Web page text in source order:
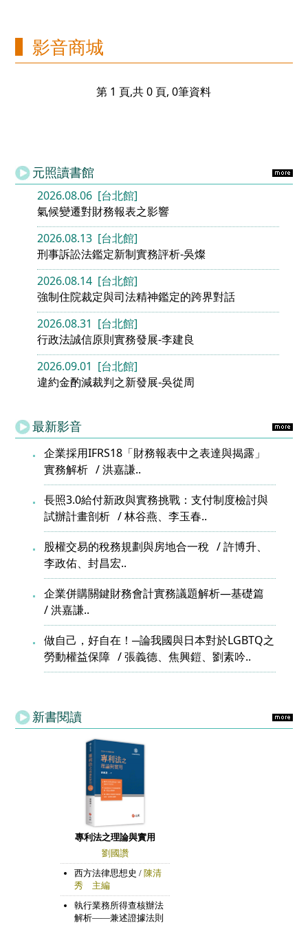
影音商城
第 1 頁,共 0 頁, 0筆資料
元照讀書館
2026.08.06 [台北館]
氣候變遷對財務報表之影響
2026.08.13 [台北館]
刑事訴訟法鑑定新制實務評析-吳燦
2026.08.14 [台北館]
強制住院裁定與司法精神鑑定的跨界對話
2026.08.31 [台北館]
行政法誠信原則實務發展-李建良
2026.09.01 [台北館]
違約金酌減裁判之新發展-吳從周
最新影音
企業採用IFRS18「財務報表中之表達與揭露」
實務解析
洪嘉謙..
長照3.0給付新政與實務挑戰：支付制度檢討與
試辦計畫剖析
林谷燕、李玉春..
股權交易的稅務規劃與房地合一稅
許博升、
李政佑、封昌宏..
企業併購關鍵財務會計實務議題解析—基礎篇
洪嘉謙..
做自己，好自在！─論我國與日本對於LGBTQ之
勞動權益保障
張義德、焦興鎧、劉素吟..
新書閱讀